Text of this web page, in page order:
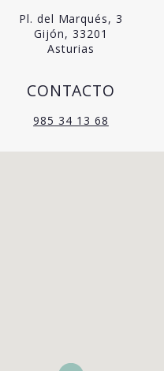
Pl. del Marqués, 3
Gijón, 33201
Asturias
CONTACTO
985 34 13 68